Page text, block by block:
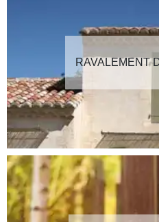
RAVALEMENT